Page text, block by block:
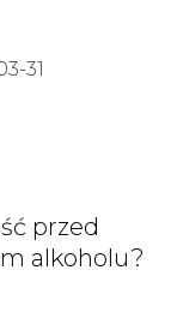
31
przed
alkoholu?